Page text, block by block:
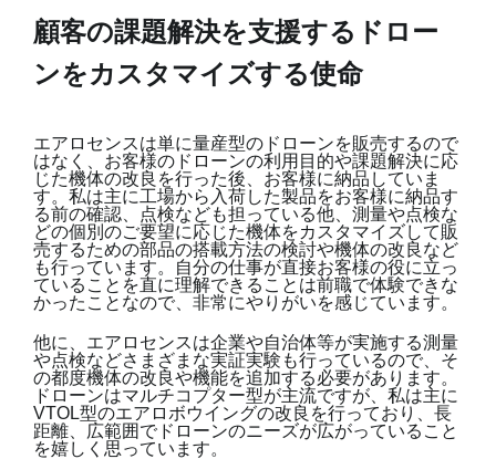
顧客の課題解決を支援するドロー
ンをカスタマイズする使命
エアロセンスは単に量産型のドローンを販売するので
はなく、お客様のドローンの利用目的や課題解決に応
じた機体の改良を行った後、お客様に納品していま
す。私は主に工場から入荷した製品をお客様に納品す
る前の確認、点検なども担っている他、測量や点検な
どの個別のご要望に応じた機体をカスタマイズして販
売するための部品の搭載方法の検討や機体の改良など
も行っています。自分の仕事が直接お客様の役に立っ
ていることを直に理解できることは前職で体験できな
かったことなので、非常にやりがいを感じています。
他に、エアロセンスは企業や自治体等が実施する測量
や点検などさまざまな実証実験も行っているので、そ
の都度機体の改良や機能を追加する必要があります。
ドローンはマルチコプター型が主流ですが、私は主に
VTOL型のエアロボウイングの改良を行っており、長
距離、広範囲でドローンのニーズが広がっていること
を嬉しく思っています。